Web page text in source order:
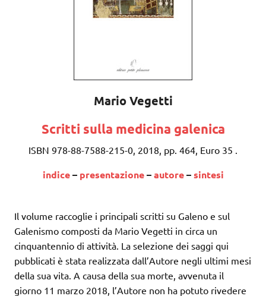
Mario Vegetti
Scritti sulla medicina galenica
ISBN 978-88-7588-215-0, 2018, pp. 464, Euro 35 .
indice– presentazione–autore–sintesi
Il volume raccoglie i principali scritti su Galeno e sul
Galenismo composti da Mario Vegetti in circa un
cinquantennio di attività. La selezione dei saggi qui
pubblicati è stata realizzata dall’Autore negli ultimi mesi
della sua vita. A causa della sua morte, avvenuta il
giorno 11 marzo 2018, l’Autore non ha potuto rivedere